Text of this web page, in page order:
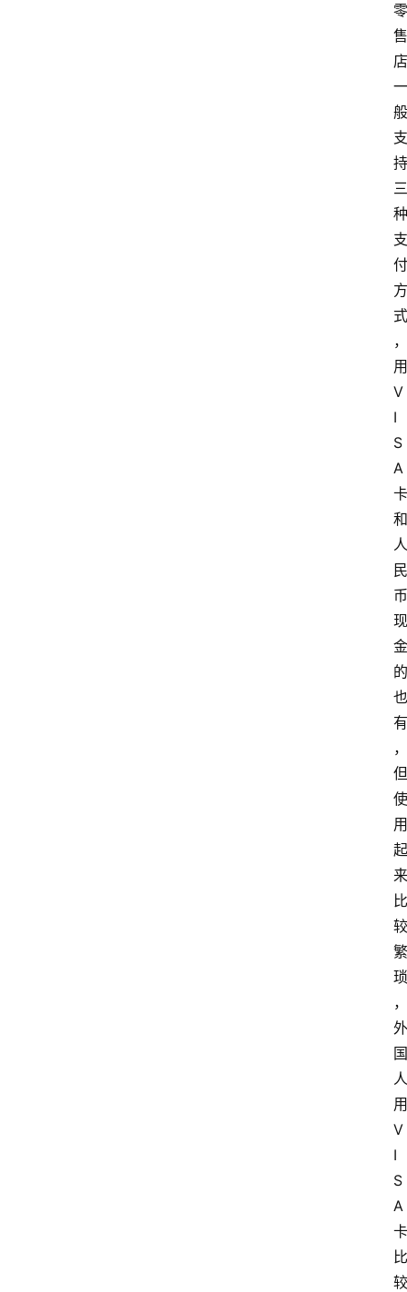
零
售
店
一
般
支
持
三
种
支
付
方
式
，
用
V
I
S
A
卡
和
人
民
币
现
金
的
也
有
，
但
使
用
起
来
比
较
繁
琐
，
外
国
人
用
V
I
S
A
卡
比
较